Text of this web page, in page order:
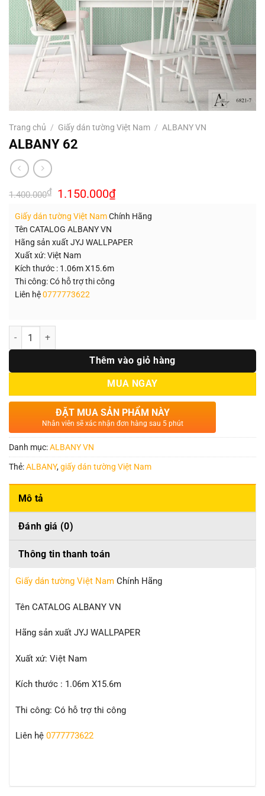
Trang chủ / Giấy dán tường Việt Nam / ALBANY VN
ALBANY 62
1.400.000₫ Giá
gốc
1.400.000₫.
1.150.000₫Giá
hiện
là:
Giấy dán tường Việt NamChính Hãng
Tên CATALOG ALBANY VN
Hãng sản xuất JYJ WALLPAPER
Xuất xứ: Việt Nam
Kích thước : 1.06m X15.6m
Thi công: Có hỗ trợ thi công
Liên hệ0777773622
Số lượng
Thêm vào giỏ hàng
MUA NGAY
ĐẶT MUA SẢN PHẨM NÀY
Nhân viên sẽ xác nhận đơn hàng sau 5 phút
Danh mục:ALBANY VN
Thẻ:ALBANY,giấy dán tường Việt Nam
Mô tả
Đánh giá (0)
Thông tin thanh toán
Giấy dán tường Việt Nam Chính Hãng
Tên CATALOG ALBANY VN
Hãng sản xuất JYJ WALLPAPER
Xuất xứ: Việt Nam
Kích thước : 1.06m X15.6m
Thi công: Có hỗ trợ thi công
Liên hệ 0777773622